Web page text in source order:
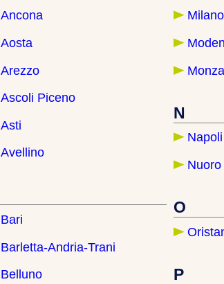
Ancona
Aosta
Arezzo
Ascoli Piceno
Asti
Avellino
Bari
Barletta-Andria-Trani
Belluno
Milano
N
Napoli
Nuoro
O
P